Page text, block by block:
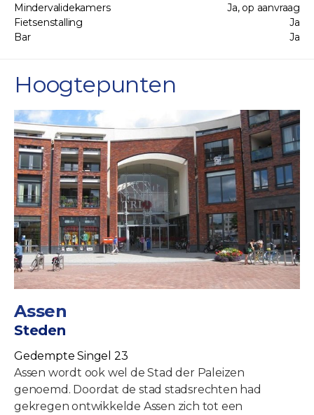
Mindervalidekamers
Ja, op aanvraag
Fietsenstalling
Ja
Bar
Ja
Hoogtepunten
Assen
Steden
Gedempte Singel 23
Assen wordt ook wel de Stad der Paleizen
genoemd. Doordat de stad stadsrechten had
gekregen ontwikkelde Assen zich tot een